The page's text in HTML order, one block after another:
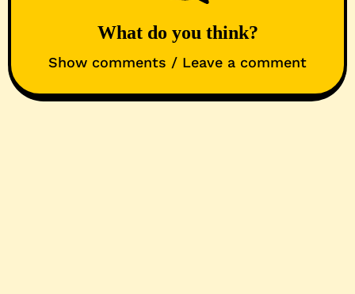
What do you think?
Show comments / Leave a comment